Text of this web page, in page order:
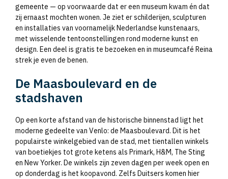
gemeente — op voorwaarde dat er een museum kwam én dat
zij ernaast mochten wonen. Je ziet er schilderijen, sculpturen
en installaties van voornamelijk Nederlandse kunstenaars,
met wisselende tentoonstellingen rond moderne kunst en
design. Een deel is gratis te bezoeken en in museumcafé Reina
strek je even de benen.
De Maasboulevard en de
stadshaven
Op een korte afstand van de historische binnenstad ligt het
moderne gedeelte van Venlo: de Maasboulevard. Dit is het
populairste winkelgebied van de stad, met tientallen winkels
van boetiekjes tot grote ketens als Primark, H&M, The Sting
en New Yorker. De winkels zijn zeven dagen per week open en
op donderdag is het koopavond. Zelfs Duitsers komen hier